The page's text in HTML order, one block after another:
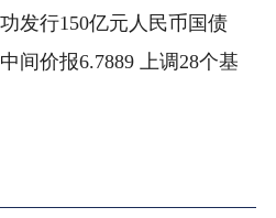
发行150亿元人民币国债
间价报6.7889 上调28个基